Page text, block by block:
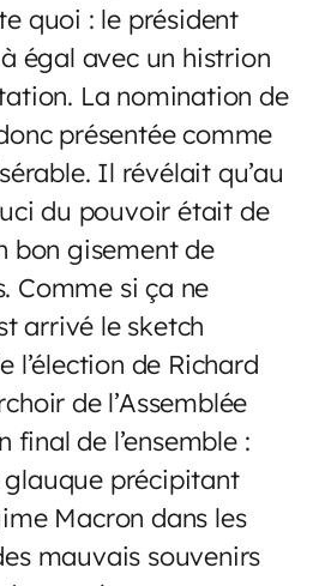
quoi : le président
égal avec un histrion
La nomination de
présentée comme
Il révélait qu’au
du pouvoir était de
bon gisement de
Comme si ça ne
arrivé le sketch
l’élection de Richard
de l’Assemblée
final de l’ensemble :
précipitant
Macron dans les
mauvais souvenirs